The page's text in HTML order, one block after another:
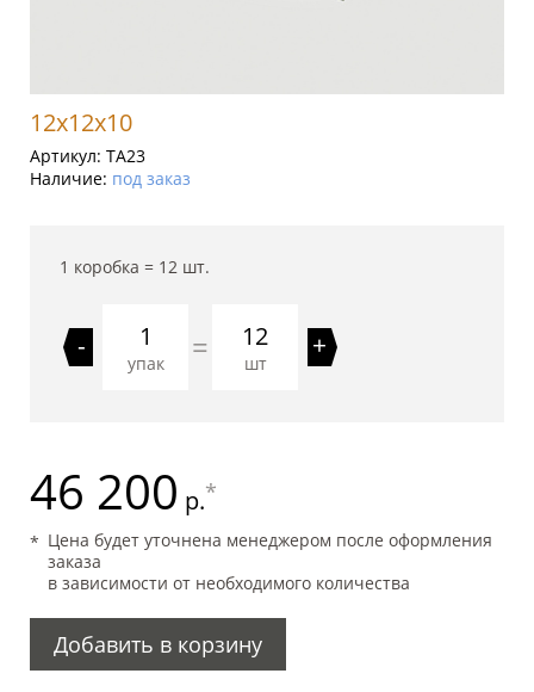
12x12x10
Артикул: TA23
Наличие: под заказ
1 коробка = 12 шт.
-
упак = 12
шт
+
46 200 р.*
Цена будет уточнена менеджером после оформления
заказа
в зависимости от необходимого количества
Добавить в корзину